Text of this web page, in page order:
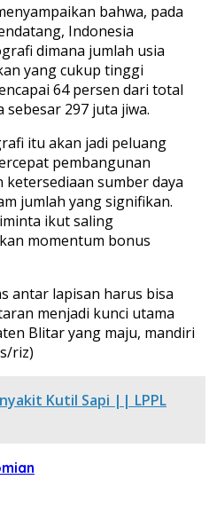
bahwa, pada
Indonesia
dimana jumlah usia
yang cukup tinggi
64 persen dari total
297 juta jiwa.
itu akan jadi peluang
pembangunan
sumber daya
jumlah yang signifikan.
ikut saling
momentum bonus
antar lapisan harus bisa
menjadi kunci utama
Blitar yang maju, mandiri
riz)
Kutil Sapi || LPPL